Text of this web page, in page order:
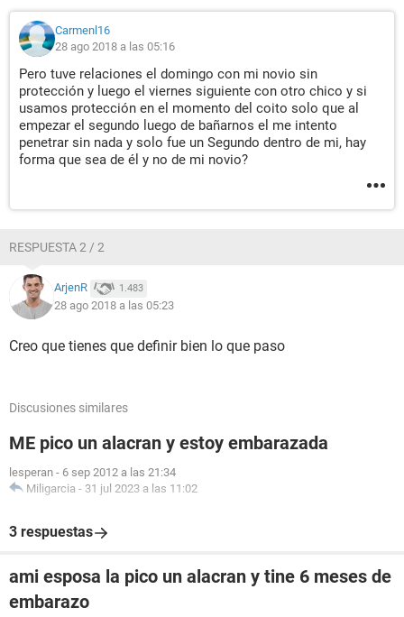
Carmenl16
28 ago 2018 a las 05:16
Pero tuve relaciones el domingo con mi novio sin
protección y luego el viernes siguiente con otro chico y si
usamos protección en el momento del coito solo que al
empezar el segundo luego de bañarnos el me intento
penetrar sin nada y solo fue un Segundo dentro de mi, hay
forma que sea de él y no de mi novio?
RESPUESTA 2 / 2
ArjenR 1.483
28 ago 2018 a las 05:23
Creo que tienes que definir bien lo que paso
Discusiones similares
ME pico un alacran y estoy embarazada
lesperan - 6 sep 2012 a las 21:34
Miligarcia - 31 jul 2023 a las 11:02
3 respuestas
ami esposa la pico un alacran y tine 6 meses de
embarazo